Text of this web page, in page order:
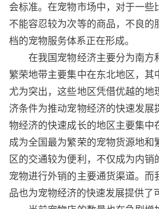
会标准。在宠物市场中，对于一些
不能容忍较为次等的商品，不良的
档的宠物服务体系正在形成。
在我国宠物经济主要分为南方
繁荣地带主要集中在东北地区，其
尤为突出，这些地区凭借优越的地
济条件为推动宠物经济的快速发展
物经济的快速成长的地区主要集中
成为全国最为繁荣的宠物货源地和
区的交通较为便利，不仅成为内销
宠物进行外销的主要通货渠道。而
品也为宠物经济的快速发展提供了